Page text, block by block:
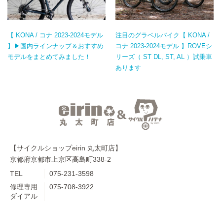
【 KONA / コナ 2023-2024モデル
】▶国内ラインナップ＆おすすめ
モデルをまとめてみました！
注目のグラベルバイク【 KONA /
コナ 2023-2024モデル 】ROVEシ
リーズ（ ST DL, ST, AL ）試乗車
あります
【サイクルショップeirin 丸太町店】
京都府京都市上京区高島町338-2
TEL
075-231-3598
修理専用
ダイアル
075-708-3922